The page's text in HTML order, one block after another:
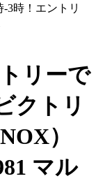
3時！エントリ
リーで
クトリ
）
マル